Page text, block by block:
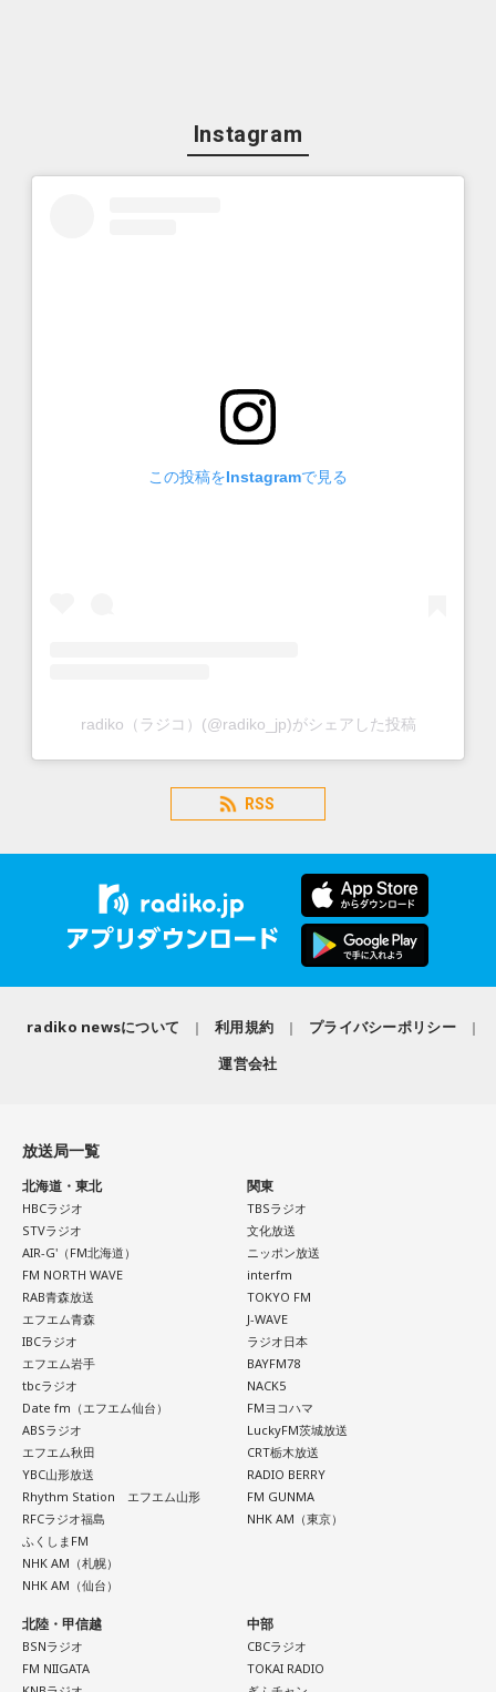
Instagram
この投稿をInstagramで見る
radiko（ラジコ）(@radiko_jp)がシェアした投稿
RSS
radiko newsについて 利用規約
プライバシーポリシー
運営会社
放送局一覧
北海道・東北
HBCラジオ
STVラジオ
AIR-G'（FM北海道）
FM NORTH WAVE
RAB青森放送
エフエム青森
IBCラジオ
エフエム岩手
tbcラジオ
Date fm（エフエム仙台）
ABSラジオ
エフエム秋田
YBC山形放送
Rhythm Station エフエム山形
RFCラジオ福島
ふくしまFM
NHK AM（札幌）
NHK AM（仙台）
関東
TBSラジオ
文化放送
ニッポン放送
interfm
TOKYO FM
J-WAVE
ラジオ日本
BAYFM78
NACK5
FMヨコハマ
LuckyFM茨城放送
CRT栃木放送
RADIO BERRY
FM GUNMA
NHK AM（東京）
北陸・甲信越
BSNラジオ
FM NIIGATA
中部
CBCラジオ
TOKAI RADIO